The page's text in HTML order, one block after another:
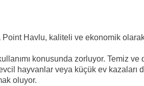
Point Havlu, kaliteli ve ekonomik
konusunda zorluyor. Temiz
hayvanlar veya küçük ev kazaları
oluyor.